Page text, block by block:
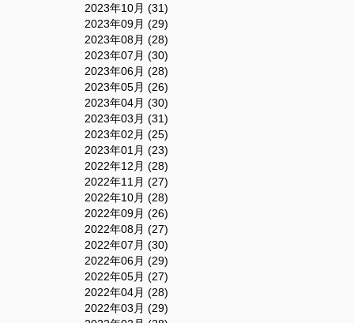
2023年10月 (31)
2023年09月 (29)
2023年08月 (28)
2023年07月 (30)
2023年06月 (28)
2023年05月 (26)
2023年04月 (30)
2023年03月 (31)
2023年02月 (25)
2023年01月 (23)
2022年12月 (28)
2022年11月 (27)
2022年10月 (28)
2022年09月 (26)
2022年08月 (27)
2022年07月 (30)
2022年06月 (29)
2022年05月 (27)
2022年04月 (28)
2022年03月 (29)